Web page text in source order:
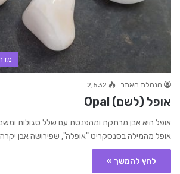
הנהלת האתר 2,532
אופל (לשם) Opal
אופל היא אבן מרתקת ומהפנטת עם שלל סגולות
אופל מהמילה בסנסקריט "אופלה", שפירושה אבן
לחץ להמשך »